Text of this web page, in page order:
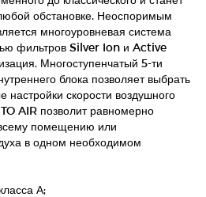
обстановке. Неоспоримым
многоуровневая система
фильтров Silver Ion и Active
Многоступенчатый 5-ти
блока позволяет выбрать
скорости воздушного
AIR позволит равномерно
помещению или
в одном необходимом
А;